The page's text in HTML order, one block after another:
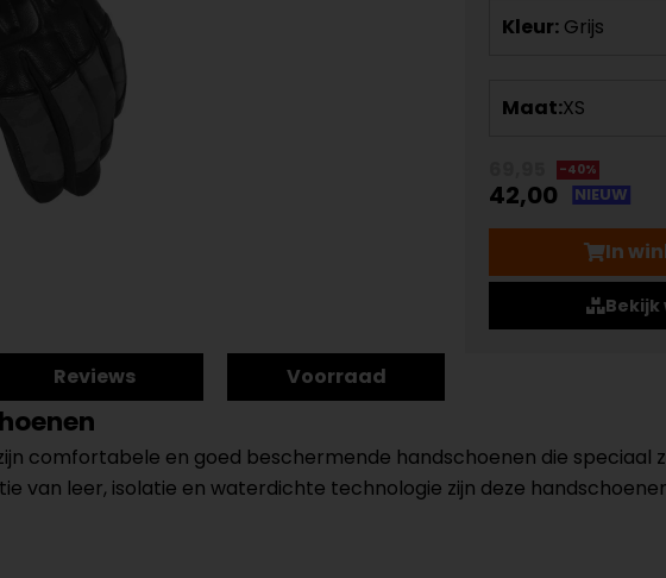
Kleur: Grijs
Maat:XS
-40%
42,00 NIEUW
In
Bekijk
Reviews Voorraad
comfortabele en goed beschermende handschoenen die speciaal
van leer, isolatie en waterdichte technologie zijn deze